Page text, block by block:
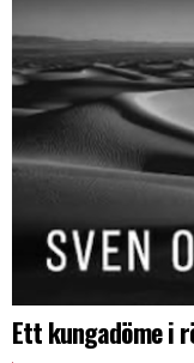
Ett kungadöme i